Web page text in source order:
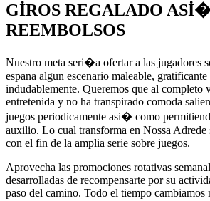
GIROS REGALADO
REEMBOLSOS
Nuestro meta seri�a ofertar a las jugadores
espana algun escenario maleable,
indudablemente. Queremos que al completo
entretenida y no ha transpirado comoda
juegos periodicamente asi� como
auxilio. Lo cual transforma en Nossa Adrede
con el fin de la amplia serie sobre juegos.
Aprovecha las promociones rotativas
desarrolladas de recompensarte por su
paso del camino. Todo el tiempo cambiamos